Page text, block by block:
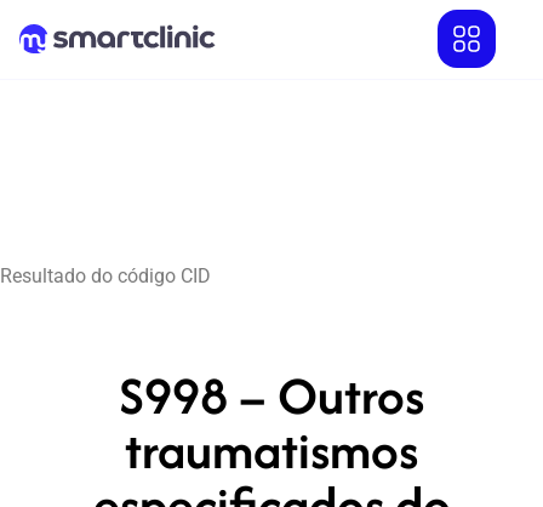
Resultado do código CID
S998 – Outros
traumatismos